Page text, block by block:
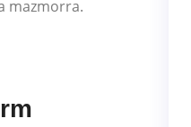
mazmorra.